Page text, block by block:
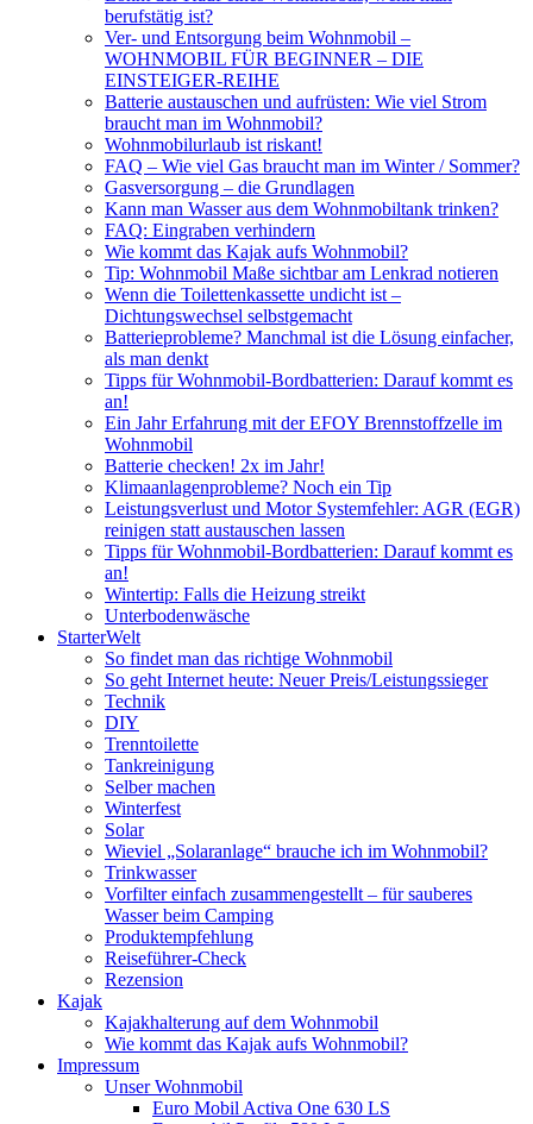
berufstätig ist?
Ver- und Entsorgung beim Wohnmobil –
WOHNMOBIL FÜR BEGINNER – DIE
EINSTEIGER-REIHE
Batterie austauschen und aufrüsten: Wie viel Strom
braucht man im Wohnmobil?
Wohnmobilurlaub ist riskant!
FAQ – Wie viel Gas braucht man im Winter / Sommer?
Gasversorgung – die Grundlagen
Kann man Wasser aus dem Wohnmobiltank trinken?
FAQ: Eingraben verhindern
Wie kommt das Kajak aufs Wohnmobil?
Tip: Wohnmobil Maße sichtbar am Lenkrad notieren
Wenn die Toilettenkassette undicht ist –
Dichtungswechsel selbstgemacht
Batterieprobleme? Manchmal ist die Lösung einfacher,
als man denkt
Tipps für Wohnmobil-Bordbatterien: Darauf kommt es
an!
Ein Jahr Erfahrung mit der EFOY Brennstoffzelle im
Wohnmobil
Batterie checken! 2x im Jahr!
Klimaanlagenprobleme? Noch ein Tip
Leistungsverlust und Motor Systemfehler: AGR (EGR)
reinigen statt austauschen lassen
Tipps für Wohnmobil-Bordbatterien: Darauf kommt es
an!
Wintertip: Falls die Heizung streikt
Unterbodenwäsche
StarterWelt
So findet man das richtige Wohnmobil
So geht Internet heute: Neuer Preis/Leistungssieger
Technik
DIY
Trenntoilette
Tankreinigung
Selber machen
Winterfest
Solar
Wieviel „Solaranlage“ brauche ich im Wohnmobil?
Trinkwasser
Vorfilter einfach zusammengestellt – für sauberes
Wasser beim Camping
Produktempfehlung
Reiseführer-Check
Rezension
Kajak
Kajakhalterung auf dem Wohnmobil
Wie kommt das Kajak aufs Wohnmobil?
Impressum
Unser Wohnmobil
Euro Mobil Activa One 630 LS